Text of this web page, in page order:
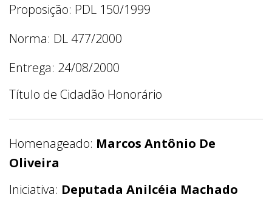
Proposição: PDL 150/1999
Norma: DL 477/2000
Entrega: 24/08/2000
Título de Cidadão Honorário
Homenageado: Marcos Antônio De
Oliveira
Iniciativa: Deputada Anilcéia Machado